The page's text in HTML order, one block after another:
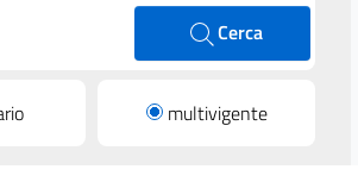
Cerca
multivigente